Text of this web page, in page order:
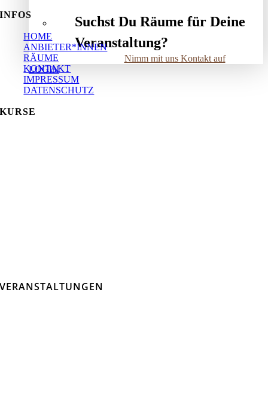
Suchst Du Räume für Deine
Veranstaltung?
Nimm mit uns Kontakt auf
LOGIN
INFOS
HOME
ANBIETER*INNEN
RÄUME
KONTAKT
IMPRESSUM
DATENSCHUTZ
KURSE
VERANSTALTUNGEN